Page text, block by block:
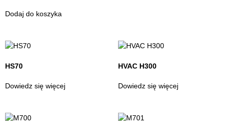
Dodaj do koszyka
HS70
Dowiedz się więcej
HVAC H300
Dowiedz się więcej